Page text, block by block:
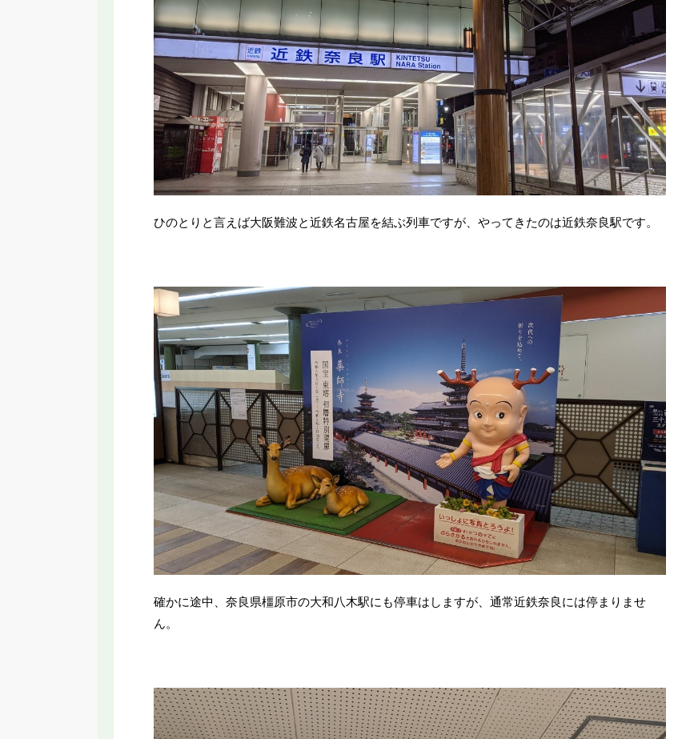
ひのとりと言えば大阪難波と近鉄名古屋を結ぶ列車ですが、やってきたのは近鉄奈良駅です。
確かに途中、奈良県橿原市の大和八木駅にも停車はしますが、通常近鉄奈良には停まりませ
ん。